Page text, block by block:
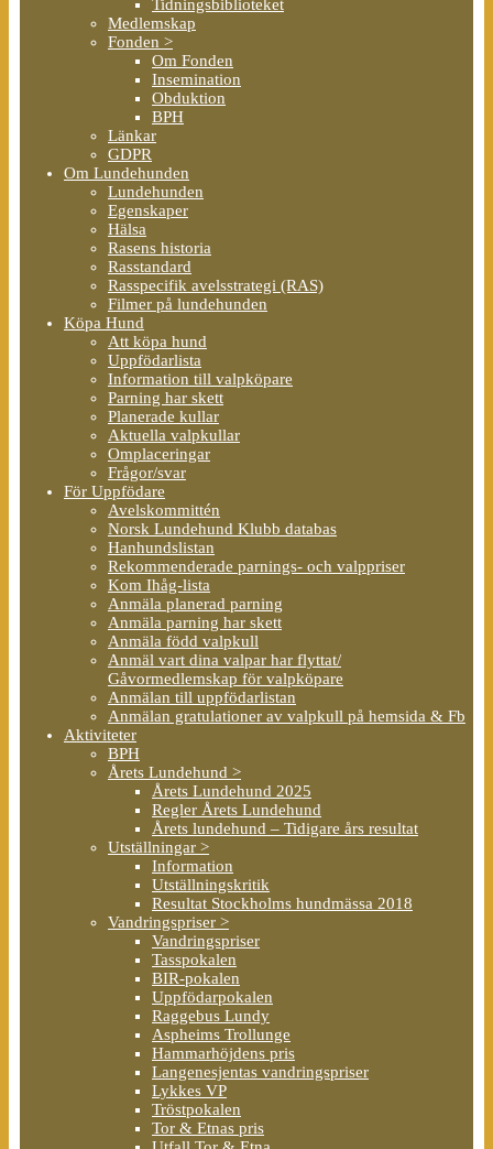
Tidningsbiblioteket
Medlemskap
Fonden >
Om Fonden
Insemination
Obduktion
BPH
Länkar
GDPR
Om Lundehunden
Lundehunden
Egenskaper
Hälsa
Rasens historia
Rasstandard
Rasspecifik avelsstrategi (RAS)
Filmer på lundehunden
Köpa Hund
Att köpa hund
Uppfödarlista
Information till valpköpare
Parning har skett
Planerade kullar
Aktuella valpkullar
Omplaceringar
Frågor/svar
För Uppfödare
Avelskommittén
Norsk Lundehund Klubb databas
Hanhundslistan
Rekommenderade parnings- och valppriser
Kom Ihåg-lista
Anmäla planerad parning
Anmäla parning har skett
Anmäla född valpkull
Anmäl vart dina valpar har flyttat/
Gåvormedlemskap för valpköpare
Anmälan till uppfödarlistan
Anmälan gratulationer av valpkull på hemsida & Fb
Aktiviteter
BPH
Årets Lundehund >
Årets Lundehund 2025
Regler Årets Lundehund
Årets lundehund – Tidigare års resultat
Utställningar >
Information
Utställningskritik
Resultat Stockholms hundmässa 2018
Vandringspriser >
Vandringspriser
Tasspokalen
BIR-pokalen
Uppfödarpokalen
Raggebus Lundy
Aspheims Trollunge
Hammarhöjdens pris
Langenesjentas vandringspriser
Lykkes VP
Tröstpokalen
Tor & Etnas pris